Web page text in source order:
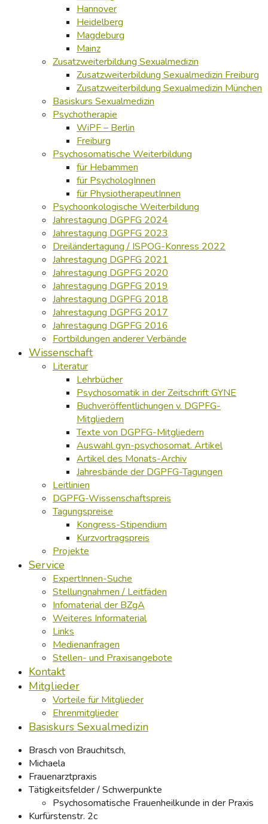
Hannover
Heidelberg
Magdeburg
Mainz
Zusatzweiterbildung Sexualmedizin
Zusatzweiterbildung Sexualmedizin Freiburg
Zusatzweiterbildung Sexualmedizin München
Basiskurs Sexualmedizin
Psychotherapie
WiPF – Berlin
Freiburg
Psychosomatische Weiterbildung
für Hebammen
für PsychologInnen
für PhysiotherapeutInnen
Psychoonkologische Weiterbildung
Jahrestagung DGPFG 2024
Jahrestagung DGPFG 2023
Dreiländertagung / ISPOG-Konress 2022
Jahrestagung DGPFG 2021
Jahrestagung DGPFG 2020
Jahrestagung DGPFG 2019
Jahrestagung DGPFG 2018
Jahrestagung DGPFG 2017
Jahrestagung DGPFG 2016
Fortbildungen anderer Verbände
Wissenschaft
Literatur
Lehrbücher
Psychosomatik in der Zeitschrift GYNE
Buchveröffentlichungen v. DGPFG-
Mitgliedern
Texte von DGPFG-Mitgliedern
Auswahl gyn-psychosomat. Artikel
Artikel des Monats-Archiv
Jahresbände der DGPFG-Tagungen
Leitlinien
DGPFG-Wissenschaftspreis
Tagungspreise
Kongress-Stipendium
Kurzvortragspreis
Projekte
Service
ExpertInnen-Suche
Stellungnahmen / Leitfäden
Infomaterial der BZgA
Weiteres Informaterial
Links
Medienanfragen
Stellen- und Praxisangebote
Kontakt
Mitglieder
Vorteile für Mitglieder
Ehrenmitglieder
Basiskurs Sexualmedizin
Brasch von Brauchitsch,
Michaela
Frauenarztpraxis
Tätigkeitsfelder / Schwerpunkte
Psychosomatische Frauenheilkunde in der Praxis
Kurfürstenstr. 2c